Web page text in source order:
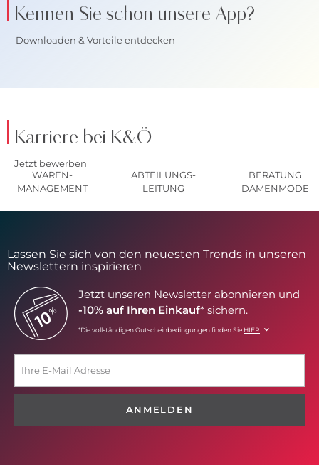
Kennen Sie schon unsere App?
Downloaden & Vorteile entdecken
Karriere bei K&Ö
Jetzt bewerben
WAREN-
MANAGEMENT
ABTEILUNGS-
LEITUNG
BERATUNG
DAMENMODE
Lassen Sie sich von den neuesten Trends in unseren
Newslettern inspirieren
Jetzt unseren Newsletter abonnieren und
-10% auf Ihren Einkauf* sichern.
*Die vollständigen Gutscheinbedingungen finden Sie HIER
ANMELDEN